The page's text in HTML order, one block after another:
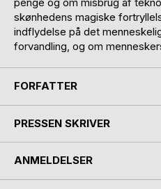
skønhedens magiske
indflydelse på det
forvandling, og om
FORFATTER
PRESSEN SKRIVER
ANMELDELSER